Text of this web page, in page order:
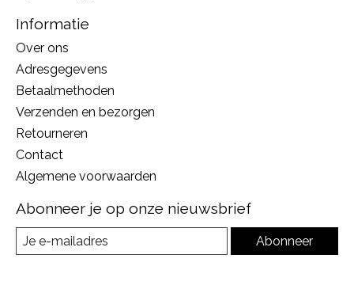
Informatie
Over ons
Adresgegevens
Betaalmethoden
Verzenden en bezorgen
Retourneren
Contact
Algemene voorwaarden
Abonneer je op onze nieuwsbrief
Abonneer